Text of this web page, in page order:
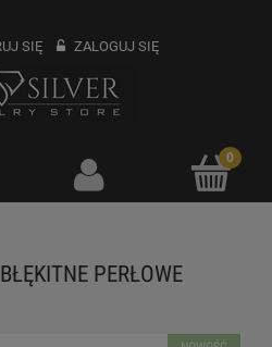
SIĘ ZALOGUJ SIĘ
PERŁOWE